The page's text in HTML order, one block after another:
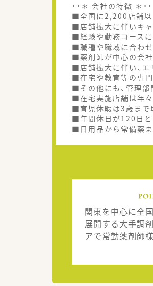
・・＊ 会社の特徴 ＊・・
■全国に2,200店舗以
■店舗拡大に伴いキャ
■経験や勤務コースに
■職種や職域に合わ
■薬剤師が中心の会
■店舗拡大に伴い、エ
■在宅や教育等の専
■その他にも、管理部
■在宅実施店舗は年々
■育児休暇は3歳まで
■年間休日が120日と
■日用品から常備薬ま
関東を中心に全
展開する大手調
アで常勤薬剤師